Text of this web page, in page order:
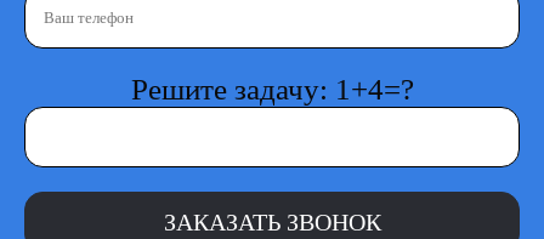
Решите задачу: 1+4=?